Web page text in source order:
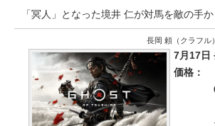
「冥人」となった境井 仁が対馬を敵の手
長岡 頼（クラフル）
7月17日
価格：